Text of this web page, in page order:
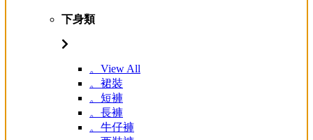
下身類
。View All
。裙裝
。短褲
。長褲
。牛仔褲